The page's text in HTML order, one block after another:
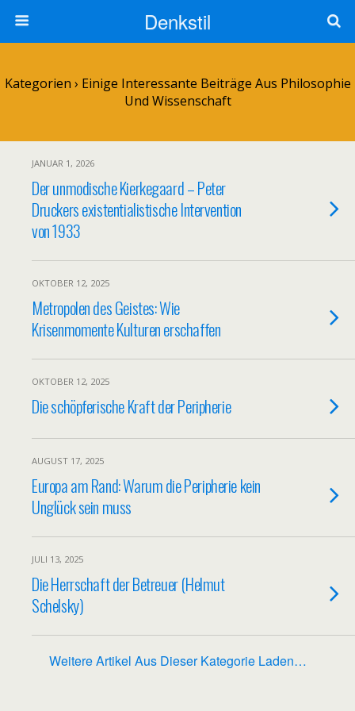
Denkstil
Kategorien › Einige Interessante Beiträge Aus Philosophie
Und Wissenschaft
JANUAR 1, 2026
Der unmodische Kierkegaard – Peter
Druckers existentialistische Intervention
von 1933
OKTOBER 12, 2025
Metropolen des Geistes: Wie
Krisenmomente Kulturen erschaffen
OKTOBER 12, 2025
Die schöpferische Kraft der Peripherie
AUGUST 17, 2025
Europa am Rand: Warum die Peripherie kein
Unglück sein muss
JULI 13, 2025
Die Herrschaft der Betreuer (Helmut
Schelsky)
Weitere Artikel Aus Dieser Kategorie Laden…